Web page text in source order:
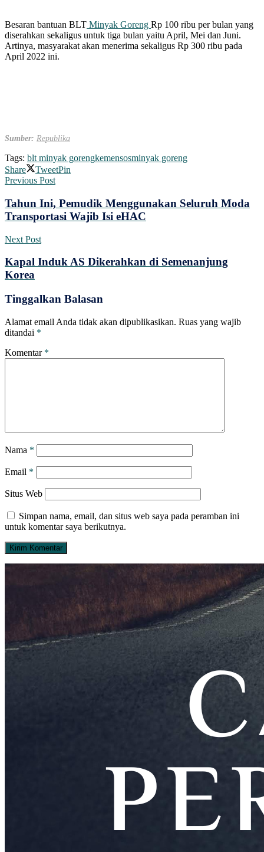
Besaran bantuan BLT Minyak Goreng Rp 100 ribu per bulan yang
diserahkan sekaligus untuk tiga bulan yaitu April, Mei dan Juni.
Artinya, masyarakat akan menerima sekaligus Rp 300 ribu pada
April 2022 ini.
Sumber: Republika
Tags: blt minyak gorengkemensosminyak goreng
Share
TweetPin
Previous Post
Tahun Ini, Pemudik Menggunakan Seluruh Moda
Transportasi Wajib Isi eHAC
Next Post
Kapal Induk AS Dikerahkan di Semenanjung
Korea
Tinggalkan Balasan
Alamat email Anda tidak akan dipublikasikan. Ruas yang wajib
ditandai *
Komentar *
Nama *
Email *
Situs Web
Simpan nama, email, dan situs web saya pada peramban ini
untuk komentar saya berikutnya.